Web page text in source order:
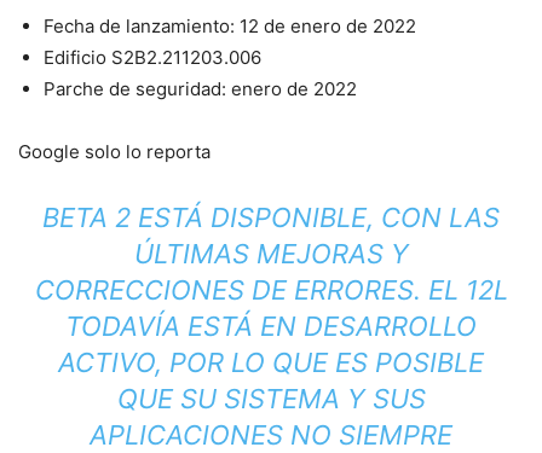
Fecha de lanzamiento: 12 de enero de 2022
Edificio S2B2.211203.006
Parche de seguridad: enero de 2022
Google solo lo reporta
BETA 2 ESTÁ DISPONIBLE, CON LAS
ÚLTIMAS MEJORAS Y
CORRECCIONES DE ERRORES. EL 12L
TODAVÍA ESTÁ EN DESARROLLO
ACTIVO, POR LO QUE ES POSIBLE
QUE SU SISTEMA Y SUS
APLICACIONES NO SIEMPRE